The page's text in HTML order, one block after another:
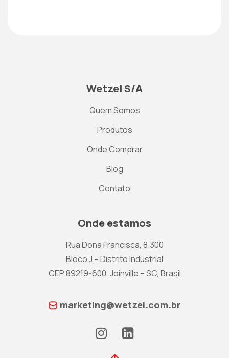
Wetzel S/A
Quem Somos
Produtos
Onde Comprar
Blog
Contato
Onde estamos
Rua Dona Francisca, 8.300
Bloco J – Distrito Industrial
CEP 89219-600, Joinville – SC, Brasil
marketing@wetzel.com.br